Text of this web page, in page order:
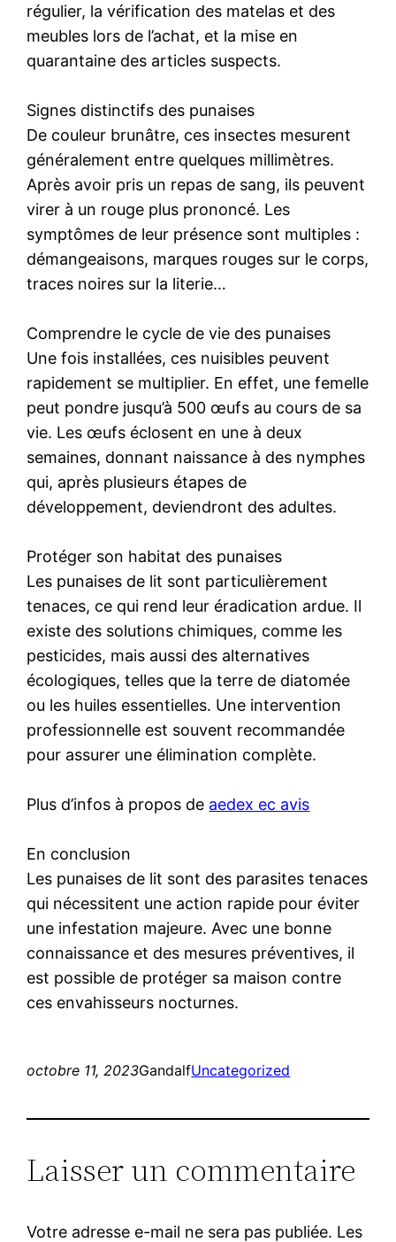
régulier, la vérification des matelas et des
meubles lors de l’achat, et la mise en
quarantaine des articles suspects.
Signes distinctifs des punaises
De couleur brunâtre, ces insectes mesurent
généralement entre quelques millimètres.
Après avoir pris un repas de sang, ils peuvent
virer à un rouge plus prononcé. Les
symptômes de leur présence sont multiples :
démangeaisons, marques rouges sur le corps,
traces noires sur la literie…
Comprendre le cycle de vie des punaises
Une fois installées, ces nuisibles peuvent
rapidement se multiplier. En effet, une femelle
peut pondre jusqu’à 500 œufs au cours de sa
vie. Les œufs éclosent en une à deux
semaines, donnant naissance à des nymphes
qui, après plusieurs étapes de
développement, deviendront des adultes.
Protéger son habitat des punaises
Les punaises de lit sont particulièrement
tenaces, ce qui rend leur éradication ardue. Il
existe des solutions chimiques, comme les
pesticides, mais aussi des alternatives
écologiques, telles que la terre de diatomée
ou les huiles essentielles. Une intervention
professionnelle est souvent recommandée
pour assurer une élimination complète.
Plus d’infos à propos de aedex ec avis
En conclusion
Les punaises de lit sont des parasites tenaces
qui nécessitent une action rapide pour éviter
une infestation majeure. Avec une bonne
connaissance et des mesures préventives, il
est possible de protéger sa maison contre
ces envahisseurs nocturnes.
octobre 11, 2023GandalfUncategorized
Laisser un commentaire
Votre adresse e-mail ne sera pas publiée. Les